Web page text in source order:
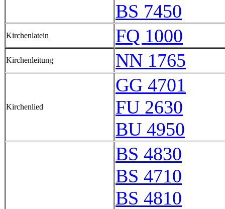
BS 7450
Kirchenlatein FQ 1000
Kirchenleitung NN 1765
Kirchenlied
GG 4701
FU 2630
BU 4950
BS 4830
BS 4710
BS 4810